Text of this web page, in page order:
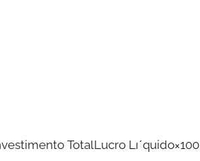
TotalLucro Lıˊquido​×100